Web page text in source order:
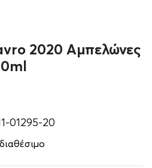
2020 Αμπελώνες
01295-20